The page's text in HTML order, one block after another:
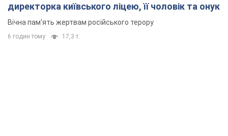
директорка київського ліцею, її чоловік та онук
Вічна пам'ять жертвам російського терору
6 годин тому 17,3 т.